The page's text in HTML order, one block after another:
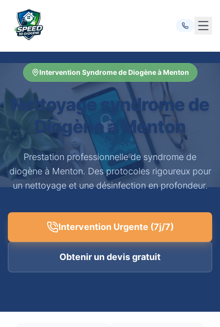
Intervention Syndrome de Diogène à Menton
Nettoyage syndrome de
Diogène à Menton
Prestation professionnelle de syndrome de
diogène à Menton. Des protocoles rigoureux pour
un nettoyage et une désinfection en profondeur.
Intervention Urgente (7j/7)
Obtenir un devis gratuit